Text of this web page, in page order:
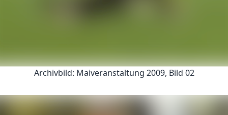
Archivbild: Maiveranstaltung 2009, Bild 02